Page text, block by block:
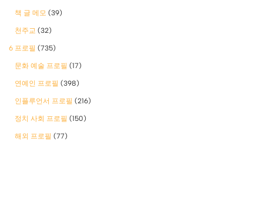
책 글 메모 (39)
천주교 (32)
6 프로필 (735)
문화 예술 프로필 (17)
연예인 프로필 (398)
인플루언서 프로필 (216)
정치 사회 프로필 (150)
해외 프로필 (77)